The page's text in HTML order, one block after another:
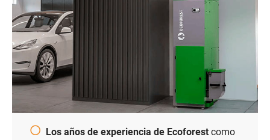
Los años de experiencia de Ecoforest como